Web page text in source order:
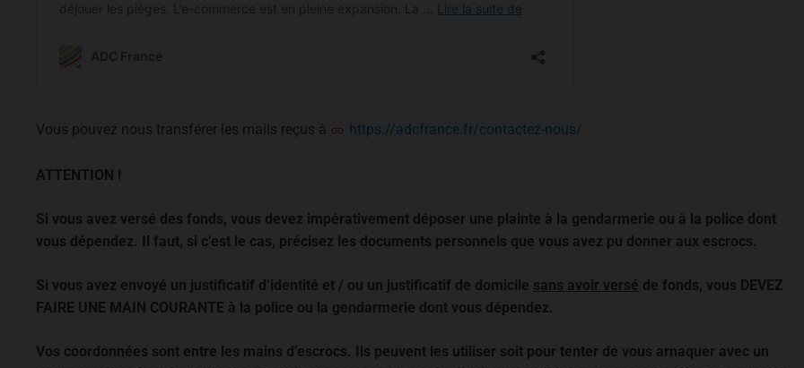
Vous pouvez nous transférer les mails reçus à https://adcfrance.fr/contactez-nous/
ATTENTION !
Si vous avez versé des fonds, vous devez impérativement déposer une plainte à la gendarmerie ou à la police dont
vous dépendez. Il faut, si c’est le cas, précisez les documents personnels que vous avez pu donner aux escrocs.
Si vous avez envoyé un justificatif d’identité et / ou un justificatif de domicile sans avoir versé de fonds, vous DEVEZ
FAIRE UNE MAIN COURANTE à la police ou la gendarmerie dont vous dépendez.
Vos coordonnées sont entre les mains d’escrocs. Ils peuvent les utiliser soit pour tenter de vous arnaquer avec un